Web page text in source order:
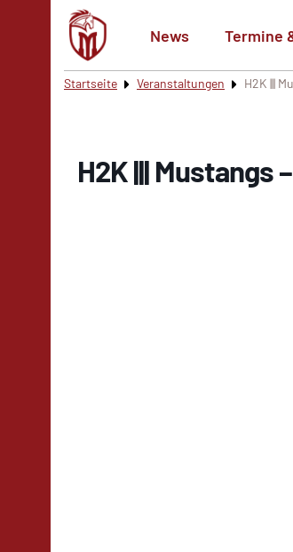
News Termine
Startseite Veranstaltungen H2K |||
H2K ||| Mustangs